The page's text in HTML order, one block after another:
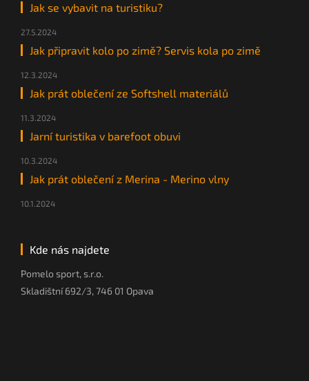
Jak se vybavit na turistiku?
27.5.2024
Jak připravit kolo po zimě? Servis kola po zimě
12.3.2024
Jak prát oblečení ze Softshell materiálů
11.3.2024
Jarní turistika v barefoot obuvi
10.3.2024
Jak prát oblečení z Merina - Merino vlny
10.1.2024
Kde nás najdete
Pomelo sport, s.r.o.
Skladištní 692/3, 746 01 Opava